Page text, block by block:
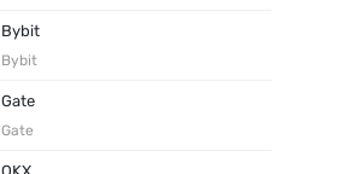
Bybit
Bybit
Gate
Gate